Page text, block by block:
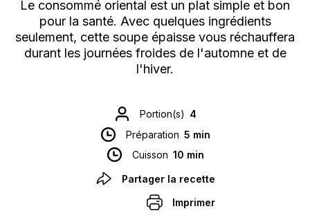
Le consommé oriental est un plat simple et bon
pour la santé. Avec quelques ingrédients
seulement, cette soupe épaisse vous réchauffera
durant les journées froides de l'automne et de
l'hiver.
Portion(s) 4
Préparation 5 min
Cuisson 10 min
Partager la recette
Imprimer